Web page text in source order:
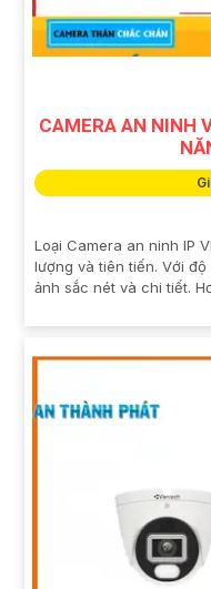
CAMERA AN NINH
Loại Camera an ninh IP
lượng và tiên tiến. Với
ảnh sắc nét và chi tiết.